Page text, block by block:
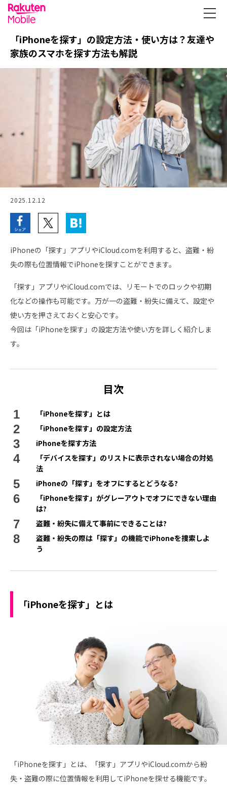
「iPhoneを探す」の設定方法・使い方は？友達や
家族のスマホを探す方法も解説
2025.12.12
iPhoneの「探す」アプリやiCloud.comを利用すると、盗難・紛
失の際も位置情報でiPhoneを探すことができます。
「探す」アプリやiCloud.comでは、リモートでのロックや初期
化などの操作も可能です。万が一の盗難・紛失に備えて、設定や
使い方を押さえておくと安心です。
今回は「iPhoneを探す」の設定方法や使い方を詳しく紹介しま
す。
目次
「iPhoneを探す」とは
「iPhoneを探す」の設定方法
iPhoneを探す方法
「デバイスを探す」のリストに表示されない場合の対処
法
iPhoneの「探す」をオフにするとどうなる?
「iPhoneを探す」がグレーアウトでオフにできない理由
は?
盗難・紛失に備えて事前にできることは?
盗難・紛失の際は「探す」の機能でiPhoneを捜索しよ
う
「iPhoneを探す」とは
「iPhoneを探す」とは、「探す」アプリやiCloud.comから紛
失・盗難の際に位置情報を利用してiPhoneを探せる機能です。